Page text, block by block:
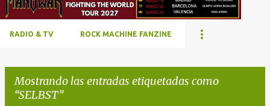
RADIO & TV ROCK MACHINE FANZINE
Mostrando las entradas etiquetadas como
SELBST